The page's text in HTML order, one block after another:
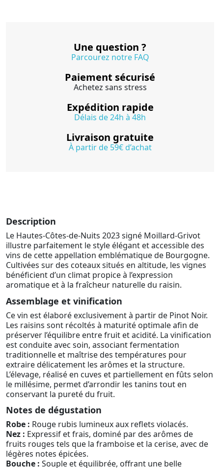
Une question ?
Parcourez notre FAQ
Paiement sécurisé
Achetez sans stress
Expédition rapide
Délais de 24h à 48h
Livraison gratuite
À partir de 59€ d’achat
Description
Le Hautes-Côtes-de-Nuits 2023 signé Moillard-Grivot
illustre parfaitement le style élégant et accessible des
vins de cette appellation emblématique de Bourgogne.
Cultivées sur des coteaux situés en altitude, les vignes
bénéficient d’un climat propice à l’expression
aromatique et à la fraîcheur naturelle du raisin.
Assemblage et vinification
Ce vin est élaboré exclusivement à partir de Pinot Noir.
Les raisins sont récoltés à maturité optimale afin de
préserver l’équilibre entre fruit et acidité. La vinification
est conduite avec soin, associant fermentation
traditionnelle et maîtrise des températures pour
extraire délicatement les arômes et la structure.
L’élevage, réalisé en cuves et partiellement en fûts selon
le millésime, permet d’arrondir les tanins tout en
conservant la pureté du fruit.
Notes de dégustation
Robe : Rouge rubis lumineux aux reflets violacés.
Nez : Expressif et frais, dominé par des arômes de
fruits rouges tels que la framboise et la cerise, avec de
légères notes épicées.
Bouche : Souple et équilibrée, offrant une belle